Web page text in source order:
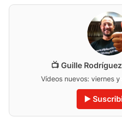
📺 Guille
Vídeos nuevos: viernes y
▶️